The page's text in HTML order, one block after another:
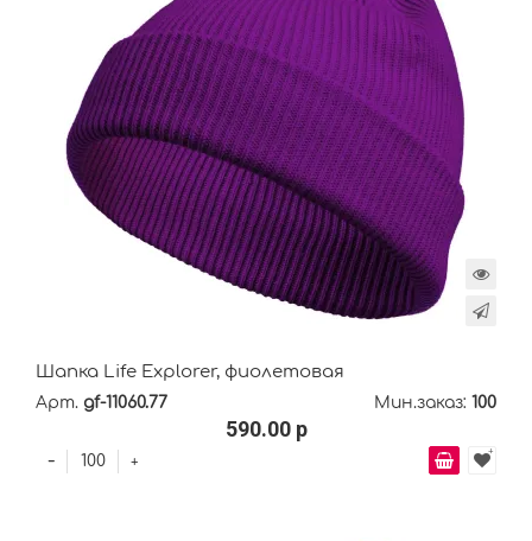
Шапка Life Explorer, фиолетовая
Арт. gf-11060.77 Мин.заказ: 100
590.00 р
+
-